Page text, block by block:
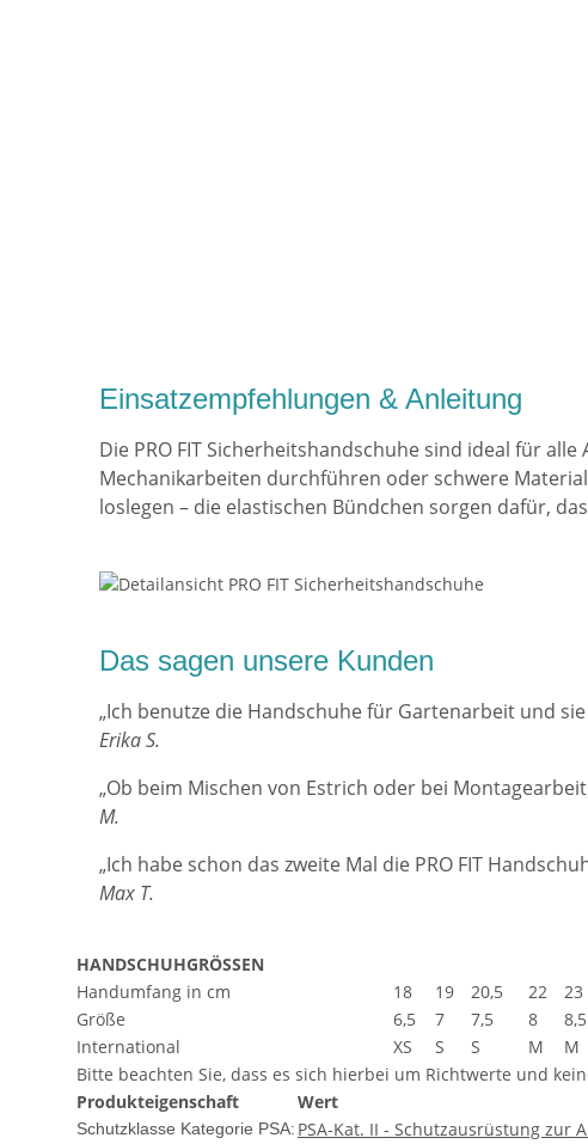
Einsatzempfehlungen & Anleitung
Die PRO FIT Sicherheitshandschuhe sind ideal für
Mechanikarbeiten durchführen oder schwere
loslegen – die elastischen Bündchen sorgen dafür,
Das sagen unsere Kunden
„Ich benutze die Handschuhe für Gartenarbeit und
Erika S.
„Ob beim Mischen von Estrich oder bei
M.
„Ich habe schon das zweite Mal die PRO FIT
Max T.
HANDSCHUHGRÖSSEN
Handumfang in cm
18 19 20,5 22 23
Größe
6,5 7 7,5 8 8,5
International
XS S S M M
Bitte beachten Sie, dass es sich hierbei um Richtwerte und
Produkteigenschaft
Wert
Schutzklasse Kategorie PSA: PSA-Kat. II - Schutzausrüstung zur